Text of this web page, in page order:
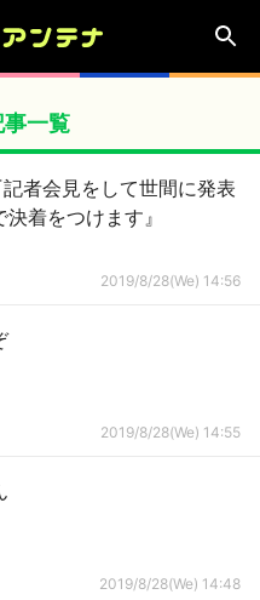
一覧
者会見をして世間に発表
着をつけます』
2019/8/28(We) 14:56
2019/8/28(We) 14:55
2019/8/28(We) 14:48